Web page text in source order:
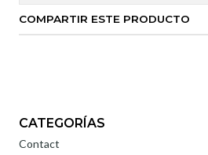
COMPARTIR ESTE PRODUCTO
CATEGORÍAS
Contact